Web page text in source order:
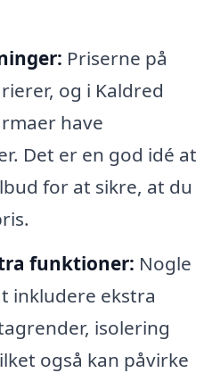
Priserne på
og i Kaldred
have
Det er en god idé at
for at sikre, at du
funktioner: Nogle
inkludere ekstra
isolering
også kan påvirke